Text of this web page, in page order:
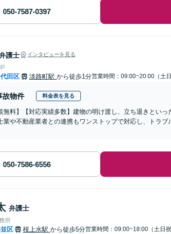
護士 インタビューを見る
田区 淡路町駅 から徒歩1分営業時間：09:00~20:00（土日
故物件 料金表を見る
無料】【対応実績多数】建物の明け渡し、立ち退きとい
業や不動産業者との連携もワンストップで対応し、トラ
弁護士
所
区 桜上水駅 から徒歩5分営業時間：09:00~18:00（土日祝